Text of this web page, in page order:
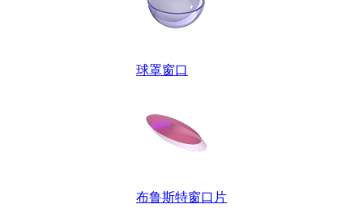
球罩窗口
布鲁斯特窗口片